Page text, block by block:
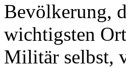
Bevölkerung,
wichtigsten
Militär selbst,